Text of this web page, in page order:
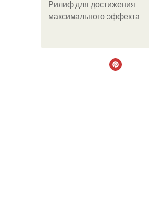
Рилиф для достижения
максимального эффекта